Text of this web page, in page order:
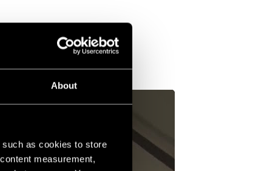
About
as cookies to store
measurement,